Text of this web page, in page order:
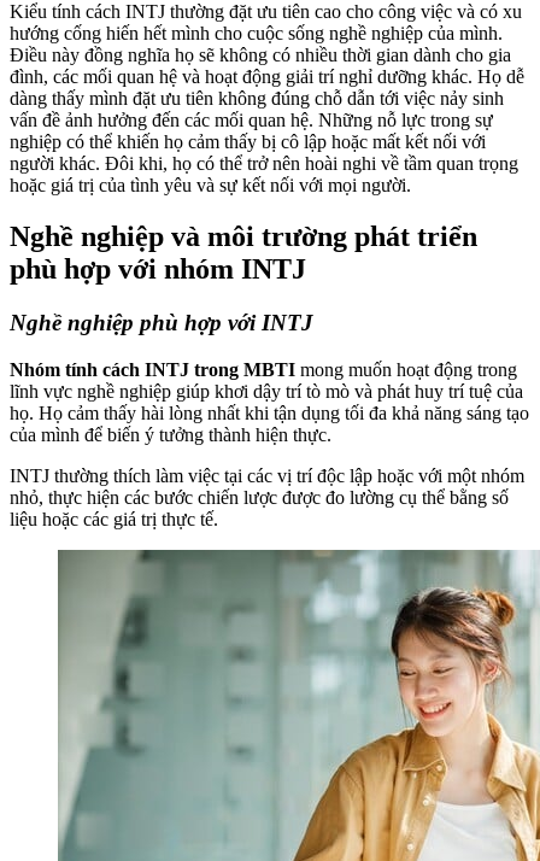
Kiểu tính cách INTJ thường đặt ưu tiên cao cho công việc và có xu
hướng cống hiến hết mình cho cuộc sống nghề nghiệp của mình.
Điều này đồng nghĩa họ sẽ không có nhiều thời gian dành cho gia
đình, các mối quan hệ và hoạt động giải trí nghỉ dưỡng khác. Họ dễ
dàng thấy mình đặt ưu tiên không đúng chỗ dẫn tới việc nảy sinh
vấn đề ảnh hưởng đến các mối quan hệ. Những nỗ lực trong sự
nghiệp có thể khiến họ cảm thấy bị cô lập hoặc mất kết nối với
người khác. Đôi khi, họ có thể trở nên hoài nghi về tầm quan trọng
hoặc giá trị của tình yêu và sự kết nối với mọi người.
Nghề nghiệp và môi trường phát triển
phù hợp với nhóm INTJ
Nghề nghiệp phù hợp với INTJ
Nhóm tính cách INTJ trong MBTI mong muốn hoạt động trong
lĩnh vực nghề nghiệp giúp khơi dậy trí tò mò và phát huy trí tuệ của
họ. Họ cảm thấy hài lòng nhất khi tận dụng tối đa khả năng sáng tạo
của mình để biến ý tưởng thành hiện thực.
INTJ thường thích làm việc tại các vị trí độc lập hoặc với một nhóm
nhỏ, thực hiện các bước chiến lược được đo lường cụ thể bằng số
liệu hoặc các giá trị thực tế.